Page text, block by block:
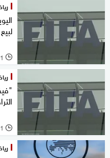
l 1 أغسطس 2026
l
31